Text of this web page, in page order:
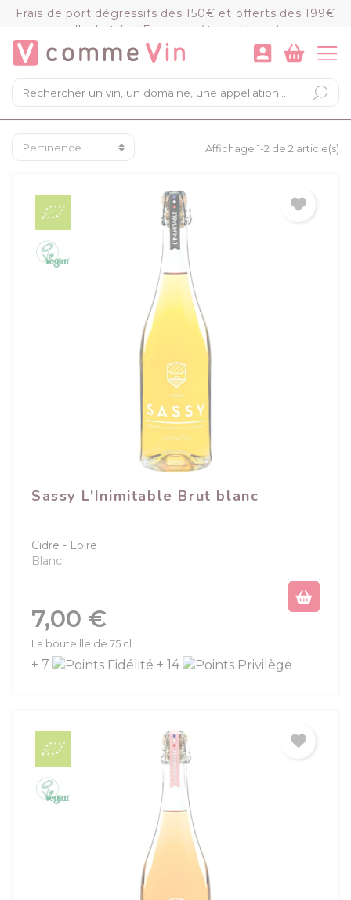
Frais de port dégressifs dès 150€ et offerts dès 199€
d'achat (en France métropolitaine)
×
Mon panier
Chargement du panier...
VOIR LE PANIER COMMANDER
Affichage 1-2 de 2 article(s)
Sassy L'Inimitable Brut blanc
Cidre
Loire
Blanc
Prix
7,00 €
La bouteille de 75 cl
+ 7 + 14
Panneau de gestion des cookies